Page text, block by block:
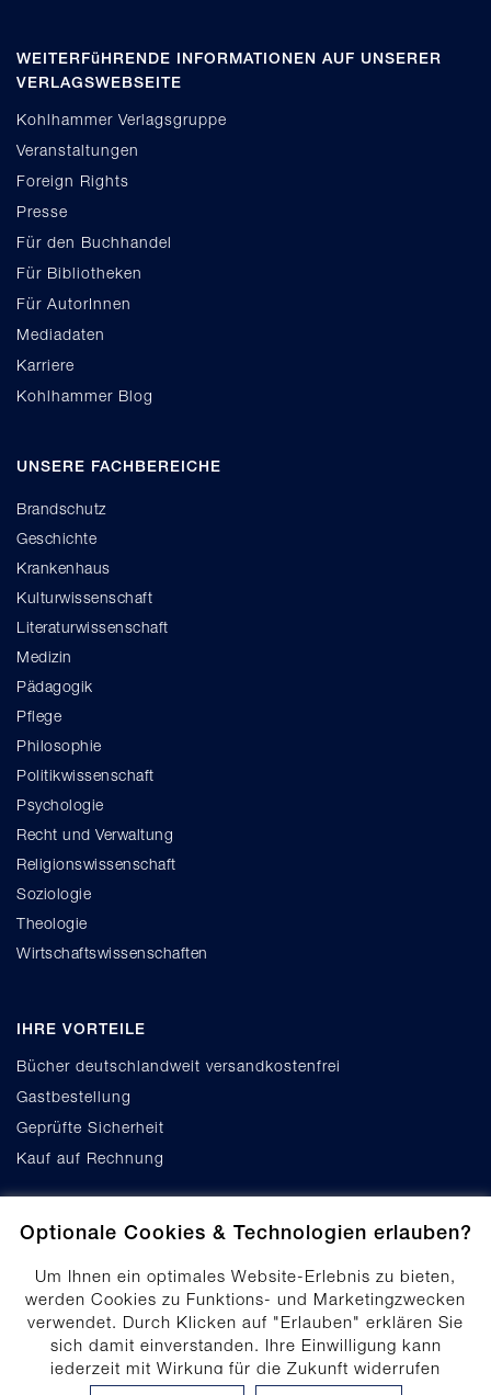
Optionale Cookies & Technologien erlauben?
Um Ihnen ein optimales Website-Erlebnis zu bieten,
werden Cookies zu Funktions- und Marketingzwecken
verwendet. Durch Klicken auf "Erlauben" erklären Sie
sich damit einverstanden. Ihre Einwilligung kann
jederzeit mit Wirkung für die Zukunft widerrufen
werden. Ihre Einwilligungs-Einstellungen können durch
WEITERFüHRENDE INFORMATIONEN AUF UNSERER
VERLAGSWEBSEITE
Kohlhammer Verlagsgruppe
Veranstaltungen
Foreign Rights
Presse
Für den Buchhandel
Für Bibliotheken
Für AutorInnen
Mediadaten
Karriere
Kohlhammer Blog
UNSERE FACHBEREICHE
Brandschutz
Geschichte
Krankenhaus
Kulturwissenschaft
Literaturwissenschaft
Medizin
Pädagogik
Pflege
Philosophie
Politikwissenschaft
Psychologie
Recht und Verwaltung
Religionswissenschaft
Soziologie
Theologie
Wirtschaftswissenschaften
IHRE VORTEILE
Bücher deutschlandweit versandkostenfrei
Gastbestellung
Geprüfte Sicherheit
Kauf auf Rechnung
Cookie-Einstellungen
Datenschutz
Produktsicherheit